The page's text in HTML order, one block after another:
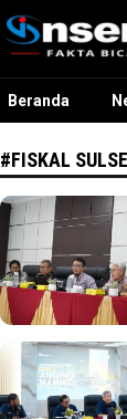
Fakta Bicara
Beranda
#FISKAL